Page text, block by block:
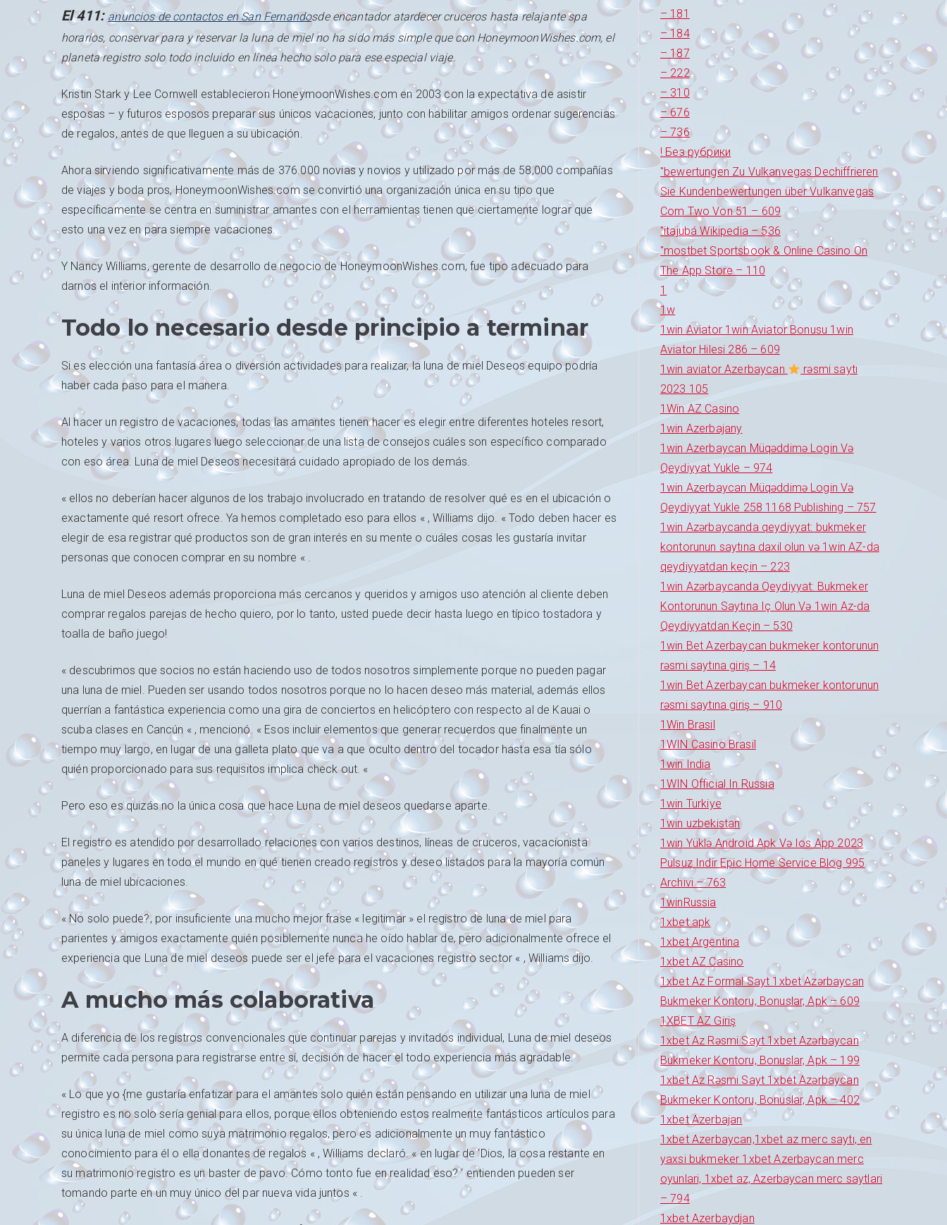
El 411:anuncios de contactos en San Fernandosde encantador atardecer cruceros hasta relajante spa
horarios, conservar para y reservar la luna de miel no ha sido más simple que con HoneymoonWishes.com, el
planeta registro solo todo incluido en línea hecho solo para ese especial viaje.
Kristin Stark y Lee Cornwell establecieron HoneymoonWishes.com en 2003 con la expectativa de asistir
esposas – y futuros esposos preparar sus únicos vacaciones, junto con habilitar amigos ordenar sugerencias
de regalos, antes de que lleguen a su ubicación.
Ahora sirviendo significativamente más de 376.000 novias y novios y utilizado por más de 58,000 compañías
de viajes y boda pros, HoneymoonWishes.com se convirtió una organización única en su tipo que
específicamente se centra en suministrar amantes con el herramientas tienen que ciertamente lograr que
esto una vez en para siempre vacaciones.
Y Nancy Williams, gerente de desarrollo de negocio de HoneymoonWishes.com, fue tipo adecuado para
darnos el interior información.
Todo lo necesario desde principio a terminar
Si es elección una fantasía área o diversión actividades para realizar, la luna de miel Deseos equipo podría
haber cada paso para el manera.
Al hacer un registro de vacaciones, todas las amantes tienen hacer es elegir entre diferentes hoteles resort,
hoteles y varios otros lugares luego seleccionar de una lista de consejos cuáles son específico comparado
con eso área. Luna de miel Deseos necesitará cuidado apropiado de los demás.
« ellos no deberían hacer algunos de los trabajo involucrado en tratando de resolver qué es en el ubicación o
exactamente qué resort ofrece. Ya hemos completado eso para ellos « , Williams dijo. « Todo deben hacer es
elegir de esa registrar qué productos son de gran interés en su mente o cuáles cosas les gustaría invitar
personas que conocen comprar en su nombre « .
Luna de miel Deseos además proporciona más cercanos y queridos y amigos uso atención al cliente deben
comprar regalos parejas de hecho quiero, por lo tanto, usted puede decir hasta luego en típico tostadora y
toalla de baño juego!
« descubrimos que socios no están haciendo uso de todos nosotros simplemente porque no pueden pagar
una luna de miel. Pueden ser usando todos nosotros porque no lo hacen deseo más material, además ellos
querrían a fantástica experiencia como una gira de conciertos en helicóptero con respecto al de Kauai o
scuba clases en Cancún « , mencionó. « Esos incluir elementos que generar recuerdos que finalmente un
tiempo muy largo, en lugar de una galleta plato que va a que oculto dentro del tocador hasta esa tía sólo
quién proporcionado para sus requisitos implica check out. «
Pero eso es quizás no la única cosa que hace Luna de miel deseos quedarse aparte.
El registro es atendido por desarrollado relaciones con varios destinos, líneas de cruceros, vacacionista
paneles y lugares en todo el mundo en qué tienen creado registros y deseo listados para la mayoría común
luna de miel ubicaciones.
« No solo puede?, por insuficiente una mucho mejor frase « legitimar » el registro de luna de miel para
parientes y amigos exactamente quién posiblemente nunca he oído hablar de, pero adicionalmente ofrece el
experiencia que Luna de miel deseos puede ser el jefe para el vacaciones registro sector « , Williams dijo.
A mucho más colaborativa
A diferencia de los registros convencionales que continuar parejas y invitados individual, Luna de miel deseos
permite cada persona para registrarse entre sí, decisión de hacer el todo experiencia más agradable.
« Lo que yo {me gustaría enfatizar para el amantes solo quién están pensando en utilizar una luna de miel
registro es no solo sería genial para ellos, porque ellos obteniendo estos realmente fantásticos artículos para
su única luna de miel como suya matrimonio regalos, pero es adicionalmente un muy fantástico
conocimiento para él o ella donantes de regalos « , Williams declaró. « en lugar de ‘Dios, la cosa restante en
su matrimonio registro es un baster de pavo. Cómo tonto fue en realidad eso? ‘ entienden pueden ser
tomando parte en un muy único del par nueva vida ​​juntos « .
– 181
– 184
– 187
– 222
– 310
– 676
– 736
! Без рубрики
"bewertungen Zu Vulkanvegas Dechiffrieren
Sie Kundenbewertungen über Vulkanvegas
Com Two Von 51 – 609
"itajubá Wikipedia – 536
"‎mostbet Sportsbook & Online Casino On
The App Store – 110
1
1w
1win Aviator 1win Aviator Bonusu 1win
Aviator Hilesi 286 – 609
1win aviator Azerbaycan
rəsmi saytı
2023 105
1Win AZ Casino
1win Azerbajany
1win Azerbaycan Müqəddimə Login Və
Qeydiyyat Yukle – 974
1win Azerbaycan Müqəddimə Login Və
Qeydiyyat Yukle 258 1168 Publishing – 757
1win Azərbaycanda qeydiyyat: bukmeker
kontorunun saytına daxil olun və 1win AZ-da
qeydiyyatdan keçin – 223
1win Azərbaycanda Qeydiyyat: Bukmeker
Kontorunun Saytına Iç Olun Və 1win Az-da
Qeydiyyatdan Keçin – 530
1win Bet Azerbaycan bukmeker kontorunun
rəsmi saytına giriş – 14
1win Bet Azerbaycan bukmeker kontorunun
rəsmi saytına giriş – 910
1Win Brasil
1WIN Casino Brasil
1win India
1WIN Official In Russia
1win Turkiye
1win uzbekistan
1win Yüklə Android Apk Və Ios App 2023
Pulsuz Indir Epic Home Service Blog 995
Archivi – 763
1winRussia
1xbet apk
1xbet Argentina
1xbet AZ Casino
1xbet Az Formal Sayt 1xbet Azərbaycan
Bukmeker Kontoru, Bonuslar, Apk – 609
1XBET AZ Giriş
1xbet Az Rəsmi Sayt 1xbet Azərbaycan
Bukmeker Kontoru, Bonuslar, Apk – 199
1xbet Az Rəsmi Sayt 1xbet Azərbaycan
Bukmeker Kontoru, Bonuslar, Apk – 402
1xbet Azerbajan
1xbet Azerbaycan,1xbet az merc saytı, en
yaxsi bukmeker 1xbet Azerbaycan merc
oyunlari, 1xbet az, Azerbaycan merc saytlari
– 794
1xbet Azerbaydjan